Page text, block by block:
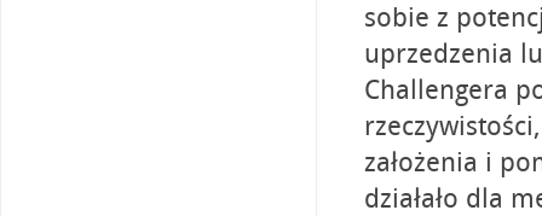
sobie z
uprzedzenia
Challengera
założenia i
działało dla